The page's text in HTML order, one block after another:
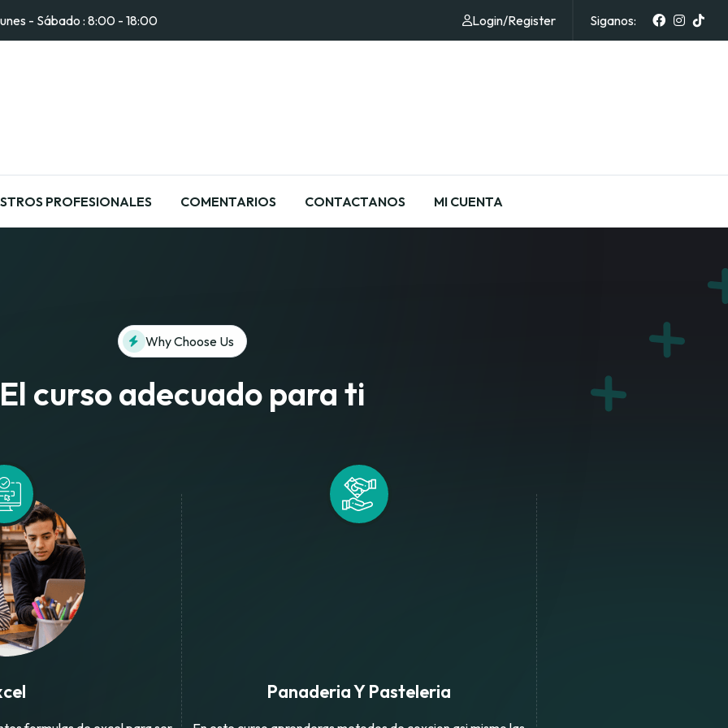
- Sábado : 8:00 - 18:00 Login/Register Siganos:
PROFESIONALES COMENTARIOS CONTACTANOS MI CUENTA
Why Choose Us
El curso adecuado para ti
Panaderia Y Pasteleria